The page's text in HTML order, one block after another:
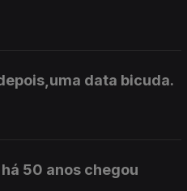
data bicuda.
50 anos chegou